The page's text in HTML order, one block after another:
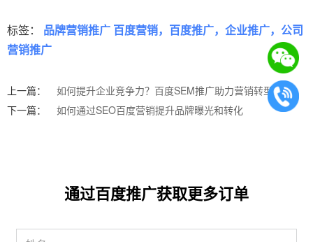
标签： 品牌营销推广 百度营销，百度推广，企业推广，公司
营销推广
上一篇：
如何提升企业竞争力？百度SEM推广助力营销转型
下一篇：
如何通过SEO百度营销提升品牌曝光和转化
通过百度推广获取更多订单